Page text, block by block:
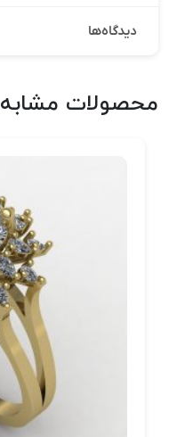
دیدگاه‌ها
محصولات مشابه